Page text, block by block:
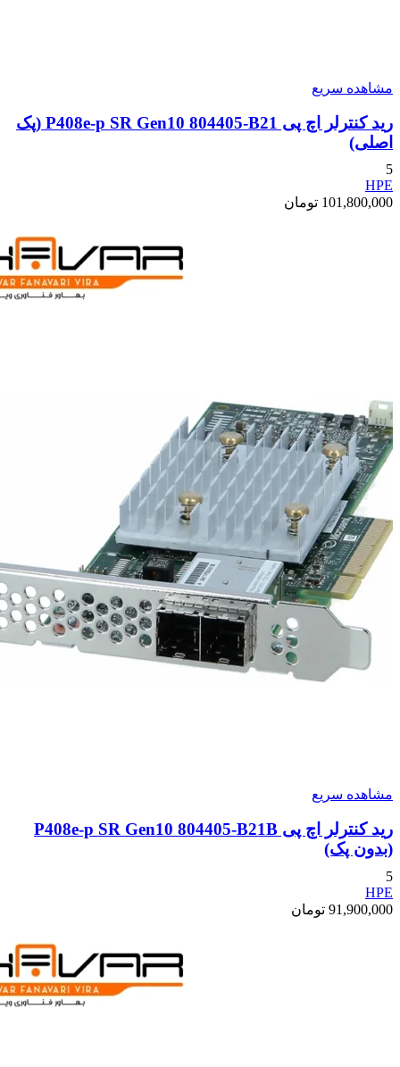
مشاهده سریع
رید کنترلر اچ پی P408e-p SR Gen10 804405-B21 (پک
اصلی)
5
HPE
101,800,000 تومان
مشاهده سریع
رید کنترلر اچ پی P408e-p SR Gen10 804405-B21B
(بدون پک)
5
HPE
91,900,000 تومان